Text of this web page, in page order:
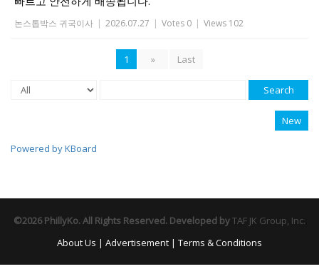
논스톱박스 귀국이사 | 2026.07.27 | Votes 0 | Views 102
1 » Last
Search
New
Powered by KBoard
©2026 PhillyKo. All Rights Reserved. Developed byTAF JK Group, Inc.
About Us | Advertisement | Terms & Conditions